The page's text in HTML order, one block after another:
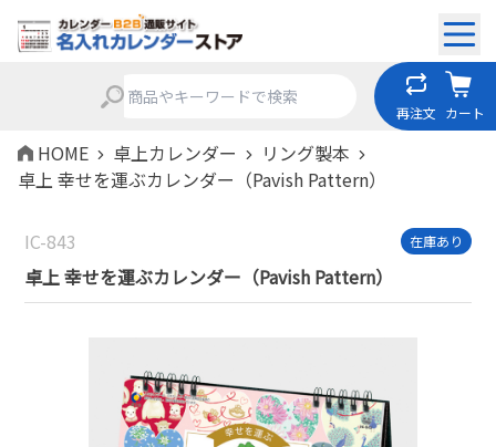
再注文 カート
HOME 卓上カレンダー
リング製本
卓上 幸せを運ぶカレンダー（Pavish Pattern）
IC-843 在庫あり
卓上 幸せを運ぶカレンダー（Pavish Pattern）